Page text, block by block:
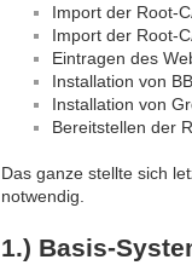
Import der Root-
Import der Root-
Eintragen des
Installation von
Installation von
Bereitstellen der
Das ganze stellte sich
notwendig.
1.) Basis-